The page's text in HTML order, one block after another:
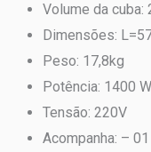
Volume da cuba:
Dimensões:
Peso: 17,8kg
Potência: 1400
Tensão: 220V
Acompanha: –